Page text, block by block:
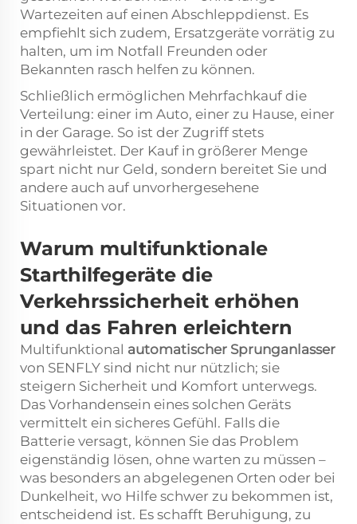
Wartezeiten auf einen Abschleppdienst. Es
empfiehlt sich zudem, Ersatzgeräte vorrätig zu
halten, um im Notfall Freunden oder
Bekannten rasch helfen zu können.
Schließlich ermöglichen Mehrfachkauf die
Verteilung: einer im Auto, einer zu Hause, einer
in der Garage. So ist der Zugriff stets
gewährleistet. Der Kauf in größerer Menge
spart nicht nur Geld, sondern bereitet Sie und
andere auch auf unvorhergesehene
Situationen vor.
Warum multifunktionale
Starthilfegeräte die
Verkehrssicherheit erhöhen
und das Fahren erleichtern
Multifunktional automatischer Sprunganlasser
von SENFLY sind nicht nur nützlich; sie
steigern Sicherheit und Komfort unterwegs.
Das Vorhandensein eines solchen Geräts
vermittelt ein sicheres Gefühl. Falls die
Batterie versagt, können Sie das Problem
eigenständig lösen, ohne warten zu müssen –
was besonders an abgelegenen Orten oder bei
Dunkelheit, wo Hilfe schwer zu bekommen ist,
entscheidend ist. Es schafft Beruhigung, zu